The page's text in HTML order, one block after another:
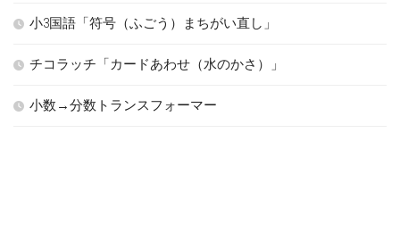
小3国語「符号（ふごう）まちがい直し」
チコラッチ「カードあわせ（水のかさ）」
小数→分数トランスフォーマー